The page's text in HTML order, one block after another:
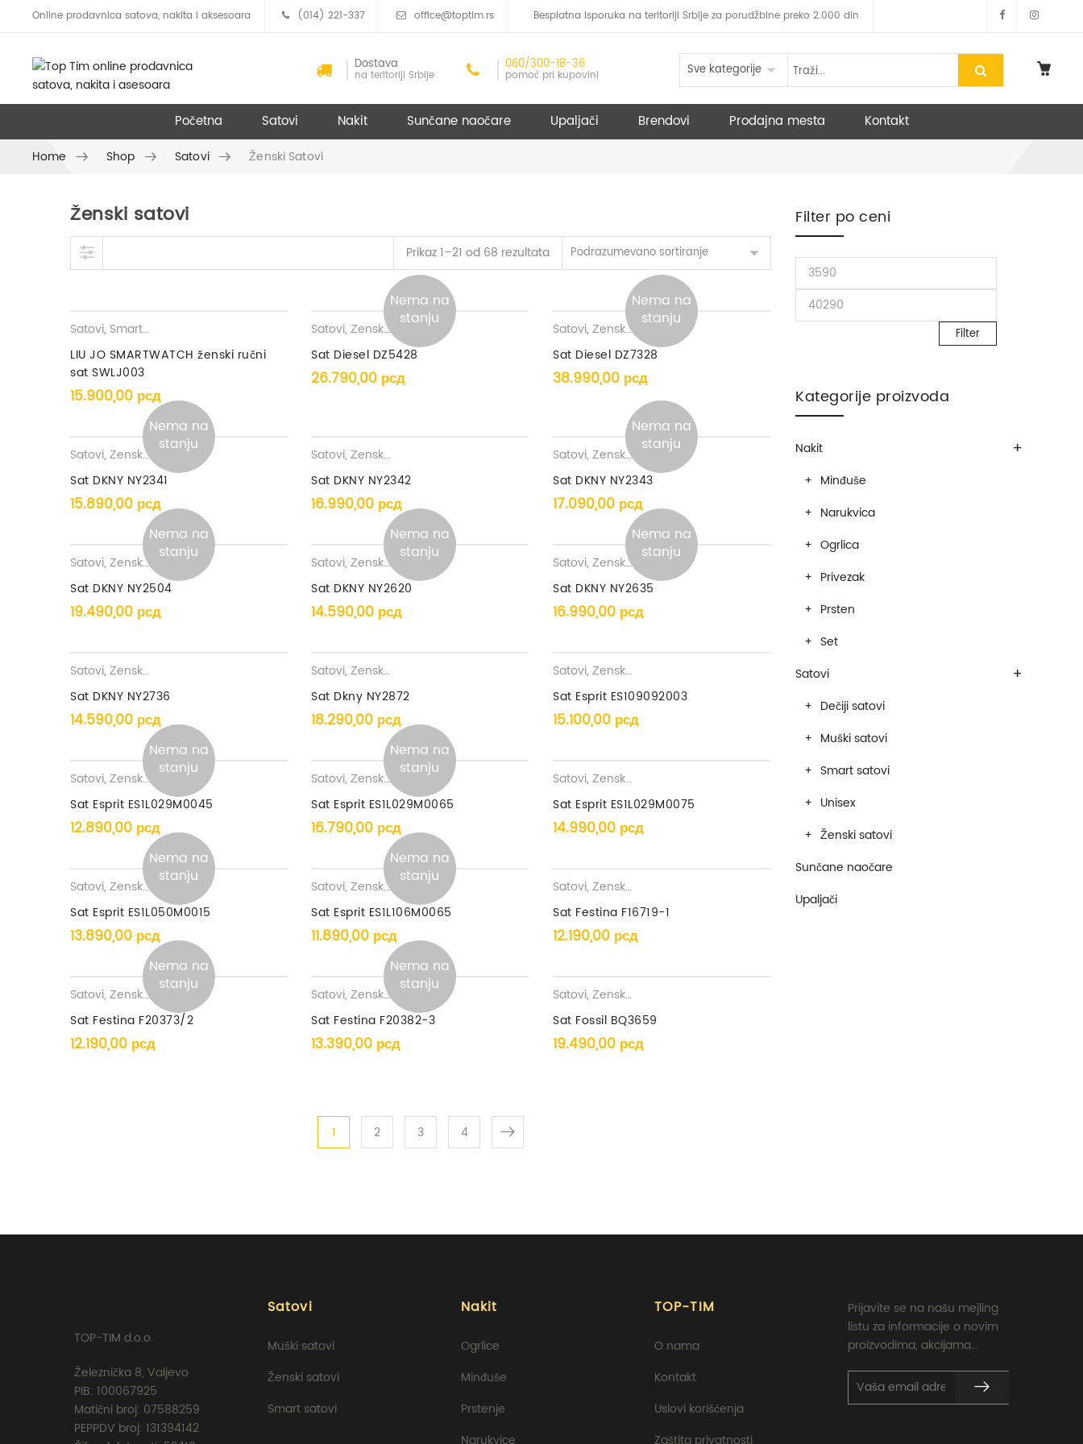
Online prodavnica satova, nakita i aksesoara (014) 221-337 office@toptim.rs Besplatna isporuka na teritoriji Srbije za porudžbine preko 2.000 din
Dostava
na teritoriji Srbije
060/300-18-36
pomoć pri kupovini Sve kategorije
Početna Satovi Nakit Sunčane naočare Upaljači Brendovi Prodajna mesta Kontakt
Home Shop Satovi Ženski Satovi
Skip to content
Ženski satovi
Podrazumevano sortiranje
Prikaz 1–21 od 68 rezultata
Satovi, Smart satovi
LIU JO SMARTWATCH ženski ručni
sat SWLJ003
15.900,00 рсд
Nema na
stanju
Satovi, Ženski satovi
Sat Diesel DZ5428
26.790,00 рсд
Nema na
stanju
Satovi, Ženski satovi
Sat Diesel DZ7328
38.990,00 рсд
Nema na
stanju
Satovi, Ženski satovi
Sat DKNY NY2341
15.890,00 рсд
Satovi, Ženski satovi
Sat DKNY NY2342
16.990,00 рсд
Nema na
stanju
Satovi, Ženski satovi
Sat DKNY NY2343
17.090,00 рсд
Nema na
stanju
Satovi, Ženski satovi
Sat DKNY NY2504
19.490,00 рсд
Nema na
stanju
Satovi, Ženski satovi
Sat DKNY NY2620
14.590,00 рсд
Nema na
stanju
Satovi, Ženski satovi
Sat DKNY NY2635
16.990,00 рсд
Satovi, Ženski satovi
Sat DKNY NY2736
14.590,00 рсд
Satovi, Ženski satovi
Sat Dkny NY2872
18.290,00 рсд
Satovi, Ženski satovi
Sat Esprit ES109092003
15.100,00 рсд
Nema na
stanju
Satovi, Ženski satovi
Sat Esprit ES1L029M0045
12.890,00 рсд
Nema na
stanju
Satovi, Ženski satovi
Sat Esprit ES1L029M0065
16.790,00 рсд
Satovi, Ženski satovi
Sat Esprit ES1L029M0075
14.990,00 рсд
Nema na
stanju
Satovi, Ženski satovi
Sat Esprit ES1L050M0015
13.890,00 рсд
Nema na
stanju
Satovi, Ženski satovi
Sat Esprit ES1L106M0065
11.890,00 рсд
Satovi, Ženski satovi
Sat Festina F16719-1
12.190,00 рсд
Nema na
stanju
Satovi, Ženski satovi
Sat Festina F20373/2
12.190,00 рсд
Nema na
stanju
Satovi, Ženski satovi
Sat Festina F20382-3
13.390,00 рсд
Satovi, Ženski satovi
Sat Fossil BQ3659
19.490,00 рсд
1 2 3 4
Filter po ceni
Filter
Kategorije proizvoda
+
Nakit
Minđuše
Narukvica
Ogrlica
Privezak
Prsten
Set
+
Satovi
Dečiji satovi
Muški satovi
Smart satovi
Unisex
Ženski satovi
Sunčane naočare
Upaljači
TOP-TIM d.o.o.
Železnička 8, Valjevo
PIB: 100067925
Matični broj: 07588259
PEPPDV broj: 131394142
Satovi
Muški satovi
Ženski satovi
Smart satovi
Nakit
Ogrlice
Minđuše
Prstenje
Narukvice
TOP-TIM
O nama
Kontakt
Uslovi korišćenja
Zaštita privatnosti
Prijavite se na našu mejling
listu za informacije o novim
proizvodima, akcijama...